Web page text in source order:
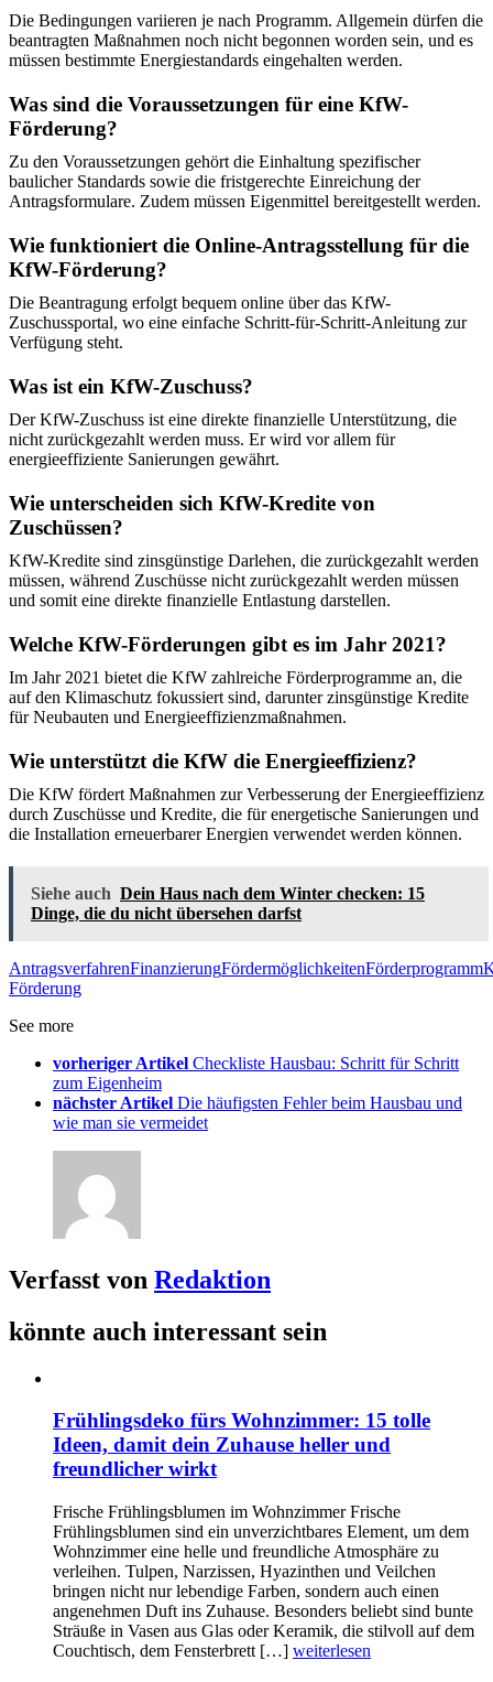
Die Bedingungen variieren je nach Programm. Allgemein dürfen die
beantragten Maßnahmen noch nicht begonnen worden sein, und es
müssen bestimmte Energiestandards eingehalten werden.
Was sind die Voraussetzungen für eine KfW-
Förderung?
Zu den Voraussetzungen gehört die Einhaltung spezifischer
baulicher Standards sowie die fristgerechte Einreichung der
Antragsformulare. Zudem müssen Eigenmittel bereitgestellt werden.
Wie funktioniert die Online-Antragsstellung für die
KfW-Förderung?
Die Beantragung erfolgt bequem online über das KfW-
Zuschussportal, wo eine einfache Schritt-für-Schritt-Anleitung zur
Verfügung steht.
Was ist ein KfW-Zuschuss?
Der KfW-Zuschuss ist eine direkte finanzielle Unterstützung, die
nicht zurückgezahlt werden muss. Er wird vor allem für
energieeffiziente Sanierungen gewährt.
Wie unterscheiden sich KfW-Kredite von
Zuschüssen?
KfW-Kredite sind zinsgünstige Darlehen, die zurückgezahlt werden
müssen, während Zuschüsse nicht zurückgezahlt werden müssen
und somit eine direkte finanzielle Entlastung darstellen.
Welche KfW-Förderungen gibt es im Jahr 2021?
Im Jahr 2021 bietet die KfW zahlreiche Förderprogramme an, die
auf den Klimaschutz fokussiert sind, darunter zinsgünstige Kredite
für Neubauten und Energieeffizienzmaßnahmen.
Wie unterstützt die KfW die Energieeffizienz?
Die KfW fördert Maßnahmen zur Verbesserung der Energieeffizienz
durch Zuschüsse und Kredite, die für energetische Sanierungen und
die Installation erneuerbarer Energien verwendet werden können.
Siehe auch Dein Haus nach dem Winter checken: 15
Dinge, die du nicht übersehen darfst
AntragsverfahrenFinanzierungFördermöglichkeitenFörderprogramm
Förderung
See more
vorheriger Artikel Checkliste Hausbau: Schritt für Schritt
zum Eigenheim
nächster Artikel Die häufigsten Fehler beim Hausbau und
wie man sie vermeidet
Verfasst von Redaktion
könnte auch interessant sein
Frühlingsdeko fürs Wohnzimmer: 15 tolle
Ideen, damit dein Zuhause heller und
freundlicher wirkt
Frische Frühlingsblumen im Wohnzimmer Frische
Frühlingsblumen sind ein unverzichtbares Element, um dem
Wohnzimmer eine helle und freundliche Atmosphäre zu
verleihen. Tulpen, Narzissen, Hyazinthen und Veilchen
bringen nicht nur lebendige Farben, sondern auch einen
angenehmen Duft ins Zuhause. Besonders beliebt sind bunte
Sträuße in Vasen aus Glas oder Keramik, die stilvoll auf dem
Couchtisch, dem Fensterbrett […] weiterlesen